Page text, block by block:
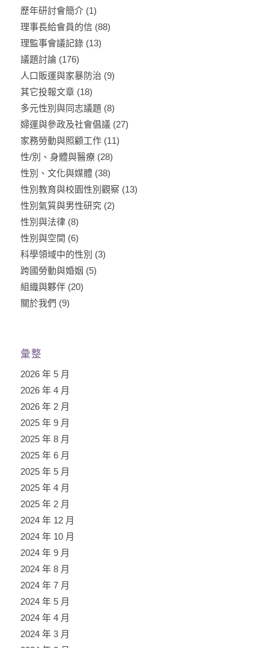
歷年研討會簡介(1)
理事長給會員的信(88)
理監事會議記錄(13)
議題討論(176)
人口販運與家暴防治 (9)
其它投報文章(18)
多元性別與同志議題(8)
婦運與參政及社會倡議(27)
家務勞動與照顧工作(11)
性/別、身體與醫療(28)
性別、文化與媒體(38)
性別教育與校園性別觀察 (13)
性別氣質與男性研究(2)
性別與法律(8)
性別與空間 (6)
科學領域中的性別 (3)
跨國勞動與婚姻 (5)
組織與夥伴(20)
關於我們 (9)
彙整
2026 年 5 月
2026 年 4 月
2026 年 2 月
2025 年 9 月
2025 年 8 月
2025 年 6 月
2025 年 5 月
2025 年 4 月
2025 年 2 月
2024 年 12 月
2024 年 10 月
2024 年 9 月
2024 年 8 月
2024 年 7 月
2024 年 5 月
2024 年 4 月
2024 年 3 月